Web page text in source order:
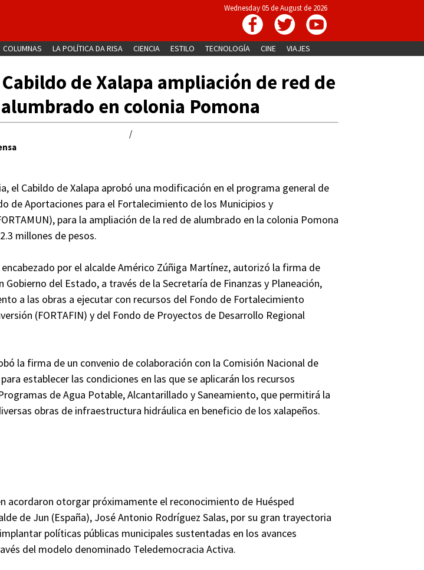
Wednesday 05 de August de 2026
COLUMNAS LA POLÍTICA DA RISA CIENCIA ESTILO TECNOLOGÍA CINE VIAJES
de Xalapa ampliación de red de
alumbrado en colonia Pomona
/
el Cabildo de Xalapa aprobó una modificación en el programa general de
de Aportaciones para el Fortalecimiento de los Municipios y
para la ampliación de la red de alumbrado en la colonia Pomona
millones de pesos.
por el alcalde Américo Zúñiga Martínez, autorizó la firma de
Gobierno del Estado, a través de la Secretaría de Finanzas y Planeación,
a las obras a ejecutar con recursos del Fondo de Fortalecimiento
(FORTAFIN) y del Fondo de Proyectos de Desarrollo Regional
la firma de un convenio de colaboración con la Comisión Nacional de
para establecer las condiciones en las que se aplicarán los recursos
de Agua Potable, Alcantarillado y Saneamiento, que permitirá la
obras de infraestructura hidráulica en beneficio de los xalapeños.
acordaron otorgar próximamente el reconocimiento de Huésped
de Jun (España), José Antonio Rodríguez Salas, por su gran trayectoria
políticas públicas municipales sustentadas en los avances
del modelo denominado Teledemocracia Activa.